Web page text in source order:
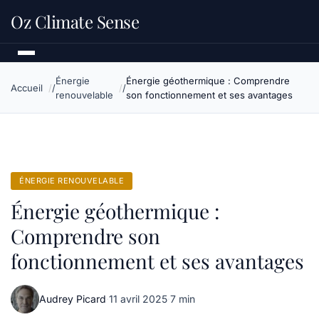
Oz Climate Sense
Accueil
Énergie
renouvelable
Énergie géothermique : Comprendre
son fonctionnement et ses avantages
ÉNERGIE RENOUVELABLE
Énergie géothermique :
Comprendre son
fonctionnement et ses avantages
Audrey Picard·11 avril 2025·7 min